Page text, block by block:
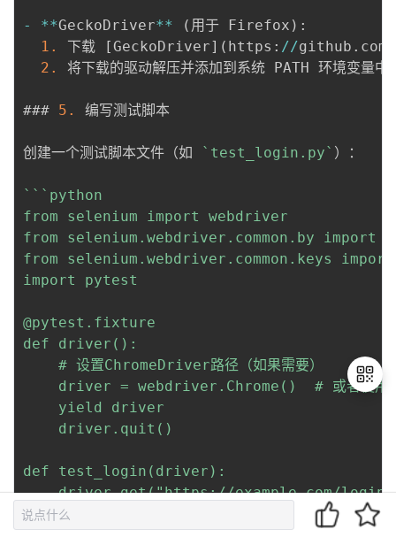
- **GeckoDriver** ( 用于 Firefox ) :
1.
下载 [GeckoDriver] ( https : //github . com
2.
将下载的驱动解压并添加到系统 PATH 环境变量中
### 5. 编写测试脚本
创建一个测试脚本文件（如 `test_login.py` ）：
`` `python
from selenium import webdriver
from selenium.webdriver.common.by import
from selenium.webdriver.common.keys
import pytest
@pytest.fixture
def driver():
    # 设置ChromeDriver路径（如果需要）
driver = webdriver.Chrome()  # 或者使
    yield driver
    driver.quit()
def test_login(driver):
driver.get("https://example.com/
driver.find_element(By.NAME,